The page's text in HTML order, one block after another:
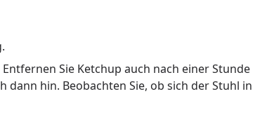
Sie Ketchup auch nach einer Stunde
dann hin. Beobachten Sie, ob sich der Stuhl in